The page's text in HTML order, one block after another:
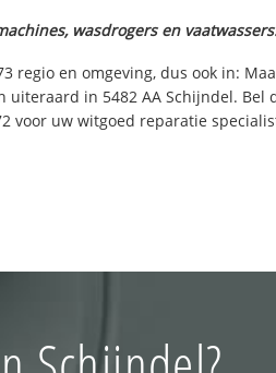
wasdrogers en
regio en omgeving, dus ook in:
uiteraard in 5482 AA Schijndel. Bel
voor uw witgoed reparatie